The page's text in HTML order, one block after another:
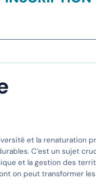
et la renaturation
C’est un sujet
et la gestion des
on peut transformer